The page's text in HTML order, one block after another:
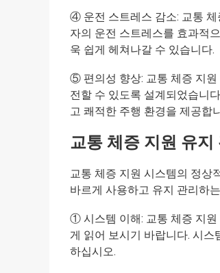
④ 운전 스트레스 감소: 교통 체
자의 운전 스트레스를 효과적
욱 쉽게 헤쳐나갈 수 있습니다.
⑤ 편의성 향상: 교통 체증 지
전할 수 있도록 설계되었습니
고 쾌적한 주행 환경을 제공합
교통 체증 지원 유
교통 체증 지원 시스템의 정상
바르게 사용하고 유지 관리하
① 시스템 이해: 교통 체증 지원
게 읽어 보시기 바랍니다. 시
하십시오.